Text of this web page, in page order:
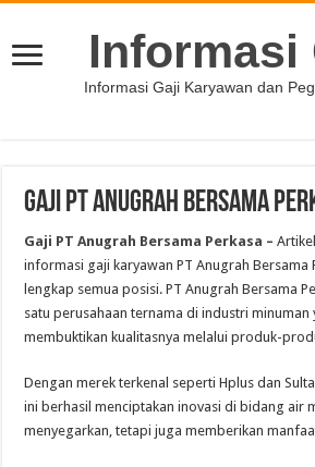
Informasi
Informasi Gaji Karyawan dan
Gaji PT Anugrah Bersama
Gaji PT Anugrah Bersama Perkasa –
informasi gaji karyawan PT Anugrah Bersama
lengkap semua posisi. PT Anugrah Bersama
satu perusahaan ternama di industri minuman
membuktikan kualitasnya melalui produk-
Dengan merek terkenal seperti Hplus dan
ini berhasil menciptakan inovasi di bidang air
menyegarkan, tetapi juga memberikan